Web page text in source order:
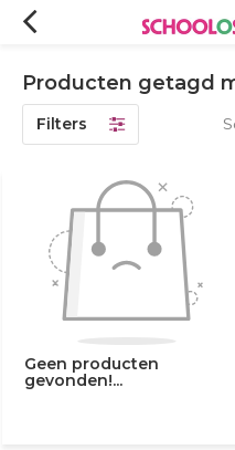
Producten getagd
Filters
Geen producten
gevonden!...